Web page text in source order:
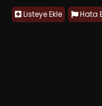
Listeye Ekle Hata